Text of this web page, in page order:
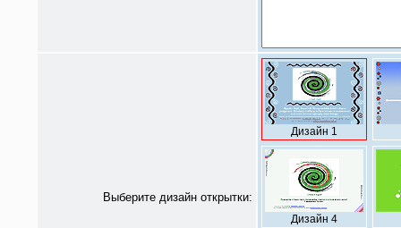
Выберите дизайн открытки:
Дизайн 1
Дизайн 4